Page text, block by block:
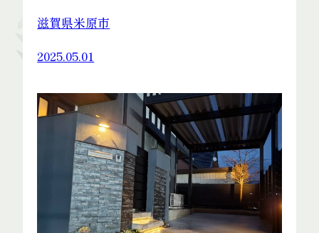
滋賀県米原市
2025.05.01
Staff